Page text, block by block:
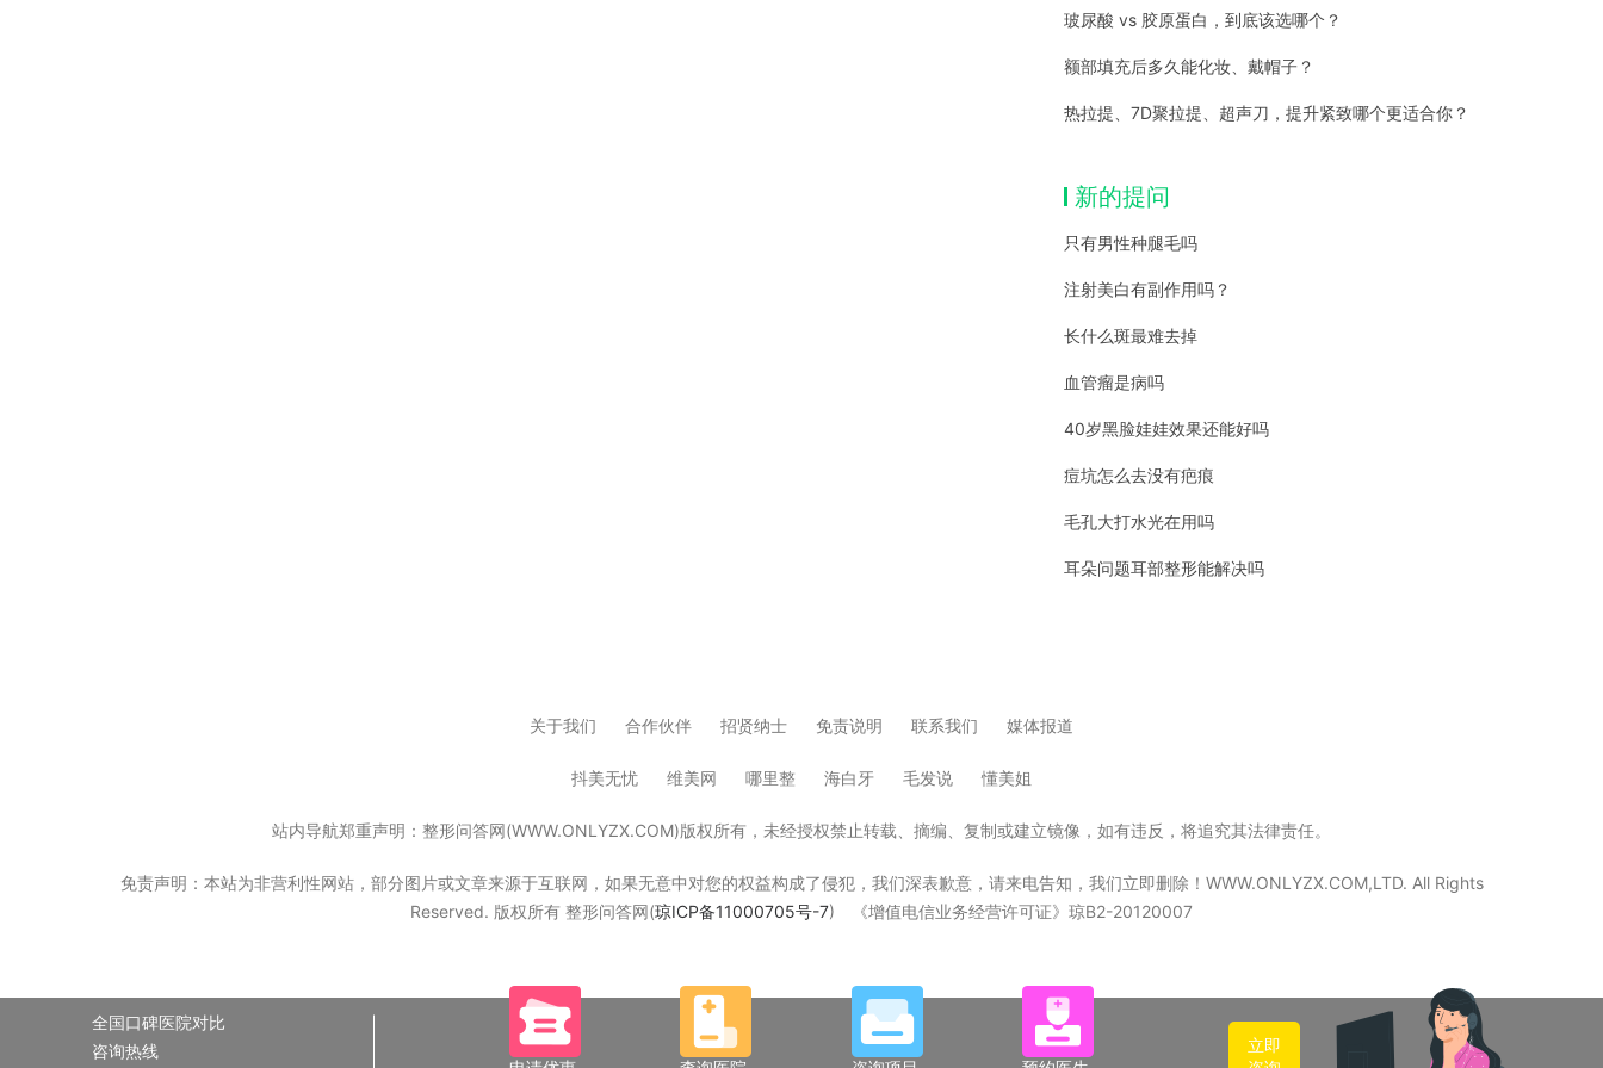
玻尿酸 vs 胶原蛋白，到底该选哪个？
额部填充后多久能化妆、戴帽子？
热拉提、7D聚拉提、超声刀，提升紧致哪个更适合你？
新的提问
只有男性种腿毛吗
注射美白有副作用吗？
长什么斑最难去掉
血管瘤是病吗
40岁黑脸娃娃效果还能好吗
痘坑怎么去没有疤痕
毛孔大打水光在用吗
耳朵问题耳部整形能解决吗
关于我们 合作伙伴 招贤纳士 免责说明 联系我们 媒体报道
抖美无忧 维美网 哪里整 海白牙 毛发说 懂美姐
站内导航郑重声明：整形问答网(WWW.ONLYZX.COM)版权所有，未经授权禁止转载、摘编、复制或建立镜像，如有违反，将追究其法律责任。
免责声明：本站为非营利性网站，部分图片或文章来源于互联网，如果无意中对您的权益构成了侵犯，我们深表歉意，请来电告知，我们立即删除！WWW.ONLYZX.COM,LTD. All Rights
Reserved. 版权所有 整形问答网(琼ICP备11000705号-7) 《增值电信业务经营许可证》琼B2-20120007
全国口碑医院对比
咨询热线
立即